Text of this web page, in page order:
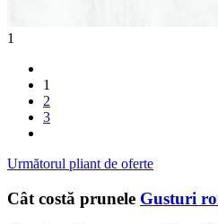
1
1
2
3
Următorul pliant de oferte
Cât costă prunele Gusturi